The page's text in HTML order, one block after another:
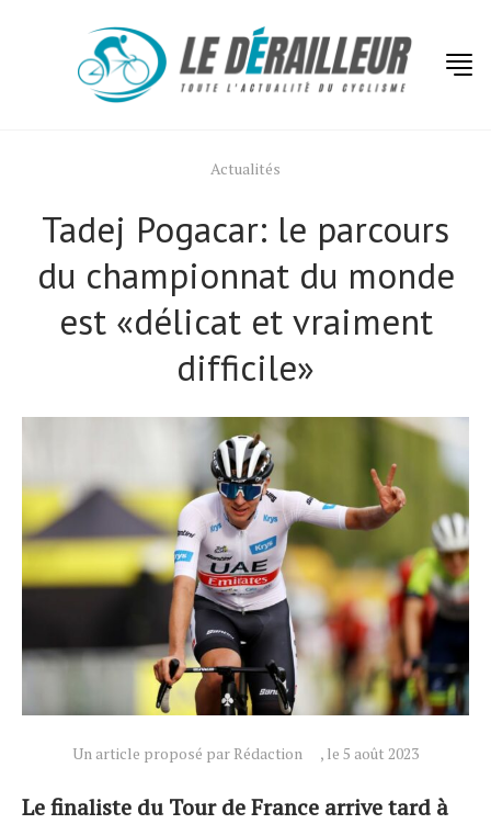
Actualités
Tadej Pogacar: le parcours
du championnat du monde
est «délicat et vraiment
difficile»
Un article proposé par Rédaction , le 5 août 2023
Le finaliste du Tour de France arrive tard à
Technologies
Conseils
Tendances
Tous nos articles